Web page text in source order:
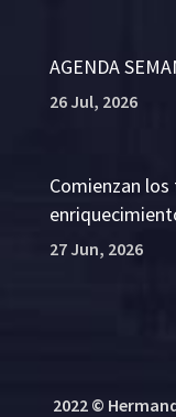
AGENDA
26 Jul, 2026
Comienzan
27 Jun, 2026
2022 ©